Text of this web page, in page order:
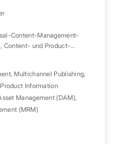
Content-Management-
Content- und Product-
Marken vereint.
, Multichannel Publishing,
Product Information
Management (DAM),
(MRM)